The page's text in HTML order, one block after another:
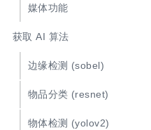
媒体功能
获取 AI 算法
边缘检测 (sobel)
物品分类 (resnet)
物体检测 (yolov2)